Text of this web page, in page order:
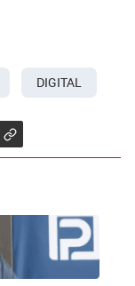
DIGITAL